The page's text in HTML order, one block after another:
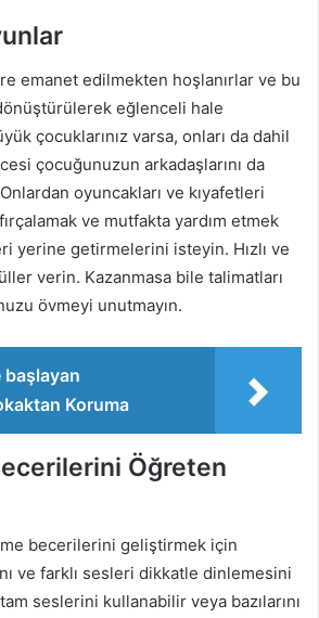
emanet edilmekten hoşlanırlar ve bu
eğlenceli hale
çocuklarınız varsa, onları da dahil
çocuğunuzun arkadaşlarını da
oyuncakları ve kıyafetleri
ve mutfakta yardım etmek
yerine getirmelerini isteyin. Hızlı ve
verin. Kazanmasa bile talimatları
övmeyi unutmayın.
başlayan
Koruma
Öğreten
becerilerini geliştirmek için
ve farklı sesleri dikkatle dinlemesini
seslerini kullanabilir veya bazılarını